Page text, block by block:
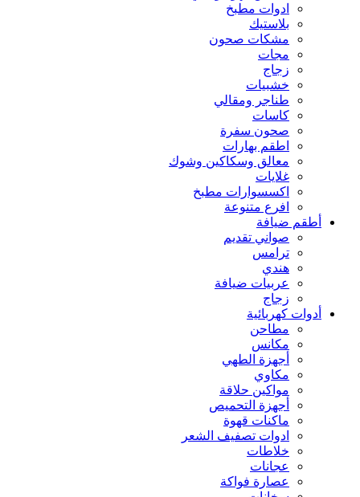
ادوات مطبخ
بلاستيك
مشكات صحون
مجات
زجاج
خشبيات
طناجر ومقالي
كاسات
صحون سفرة
اطقم بهارات
معالق وسكاكين وشوك
غلايات
اكسسوارات مطبخ
افرع متنوعة
أطقم ضيافة
صواني تقديم
ترامس
هندي
عربيات ضيافة
زجاج
أدوات كهربائية
مطاحن
مكانس
أجهزة الطهي
مكاوي
مواكين حلاقة
أجهزة التحميص
ماكنات قهوة
ادوات تصفيف الشعر
خلاطات
عجانات
عصارة فواكة